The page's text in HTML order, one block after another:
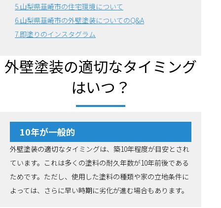
5.山梨県韮崎市の住宅環境について
6.山梨県韮崎市の外壁塗装についてのQ&A
7.即塗りのインスタグラム
外壁塗装の適切なタイミング
はいつ？
10年が一般的
外壁塗装の適切なタイミングは、築10年程度が目安とされ
ています。これは多くの塗料の耐久年数が10年前後である
ためです。ただし、使用した塗料の種類や家の立地条件に
よっては、さらに早い時期に劣化が進む場合もあります。